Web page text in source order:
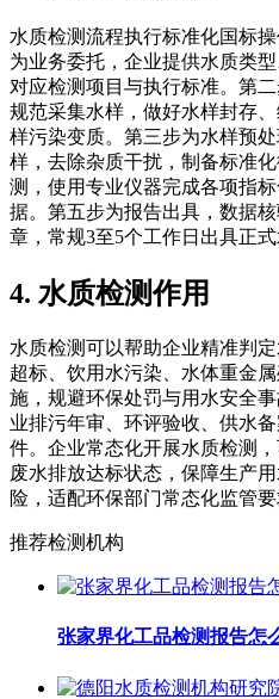
水质检测流程执行标准化国标
为业务委托，企业提供水质类
对应检测项目与执行标准。第
规范采集水样，做好水样封存
样污染变质。第三步为水样预
样，去除杂质干扰，制备标准
测，使用专业仪器完成各项指
据。第五步为报告出具，数据
章，常规3至5个工作日出具正式
4. 水质检测作用
水质检测可以帮助企业精准判
超标、饮用水污染、水体重金
施，规避环保处罚与用水安全
业排污年审、环评验收、供水
件。企业常态化开展水质检测
废水排放达标状态，保障生产
险，适配环保部门常态化监管要
推荐检测机构
张家界化工品检测报告怎